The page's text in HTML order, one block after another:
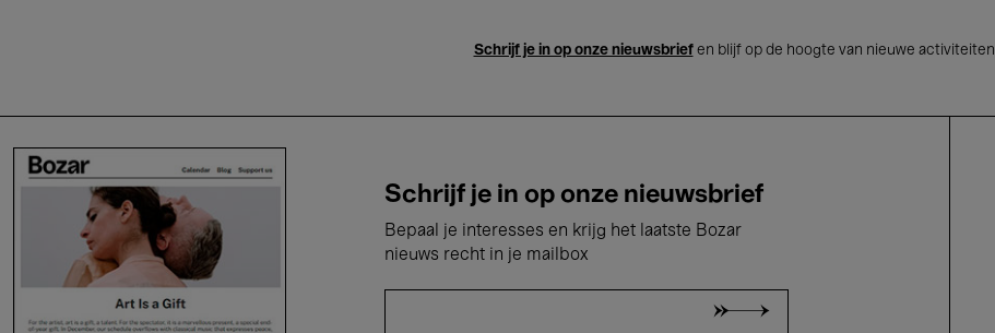
Schrijf je in op onze nieuwsbriefen blijf op de hoogte van nieuwe activiteiten
Schrijf je in op onze nieuwsbrief
Bepaal je interesses en krijg het laatste Bozar
nieuws recht in je mailbox